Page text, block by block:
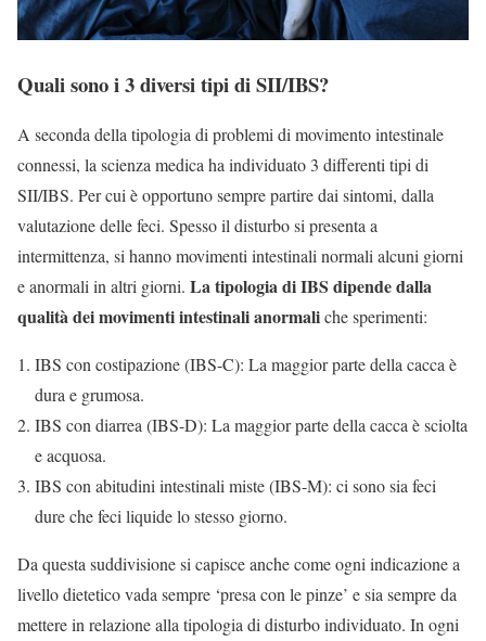
Quali sono i 3 diversi tipi di SII/IBS?
A seconda della tipologia di problemi di movimento intestinale
connessi, la scienza medica ha individuato 3 differenti tipi di
SII/IBS. Per cui è opportuno sempre partire dai sintomi, dalla
valutazione delle feci. Spesso il disturbo si presenta a
intermittenza, si hanno movimenti intestinali normali alcuni giorni
e anormali in altri giorni. La tipologia di IBS dipende dalla
qualità dei movimenti intestinali anormaliche sperimenti:
IBS con costipazione (IBS-C): La maggior parte della cacca è
dura e grumosa.
IBS con diarrea (IBS-D): La maggior parte della cacca è sciolta
e acquosa.
IBS con abitudini intestinali miste (IBS-M): ci sono sia feci
dure che feci liquide lo stesso giorno.
Da questa suddivisione si capisce anche come ogni indicazione a
livello dietetico vada sempre ‘presa con le pinze’ e sia sempre da
mettere in relazione alla tipologia di disturbo individuato. In ogni